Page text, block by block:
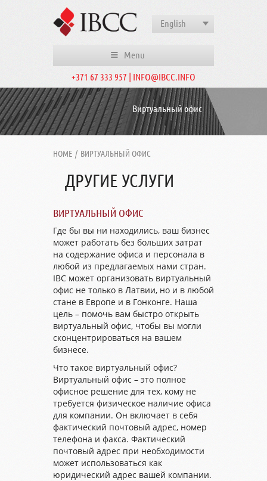
English
Menu
+371 67 333 957 | INFO@IBCC.INFO
Виртуальный офис
HOME / ВИРТУАЛЬНЫЙ ОФИС
ДРУГИЕ УСЛУГИ
ВИРТУАЛЬНЫЙ ОФИС
Где бы вы ни находились, ваш бизнес
может работать без больших затрат
на содержание офиса и персонала в
любой из предлагаемых нами стран.
IBC может организовать виртуальный
офис не только в Латвии, но и в любой
стане в Европе и в Гонконге. Наша
цель – помочь вам быстро открыть
виртуальный офис, чтобы вы могли
сконцентрироваться на вашем
бизнесе.
Что такое виртуальный офис?
Виртуальный офис – это полное
офисное решение для тех, кому не
требуется физическое наличие офиса
для компании. Он включает в себя
фактический почтовый адрес, номер
телефона и факса. Фактический
почтовый адрес при необходимости
может использоваться как
юридический адрес вашей компании.